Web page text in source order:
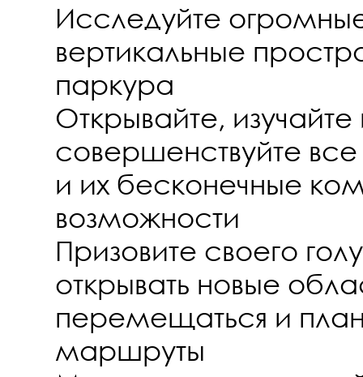
Исследуйте
вертикальные
паркура
Открывайте, изучайте
совершенствуйте
и их бесконечные
возможности
Призовите своего
открывать новые
перемещаться и
маршруты